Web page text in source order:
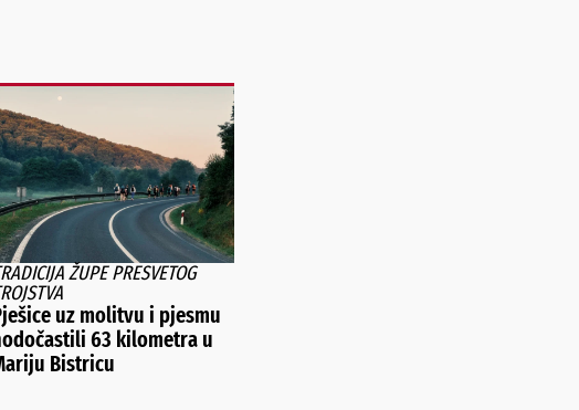
ŽUPE PRESVETOG
uz molitvu i pjesmu
63 kilometra u
Bistricu